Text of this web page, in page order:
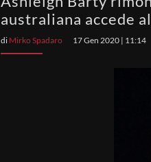
australiana accede
di Mirko Spadaro 17 Gen 2020 | 11:14